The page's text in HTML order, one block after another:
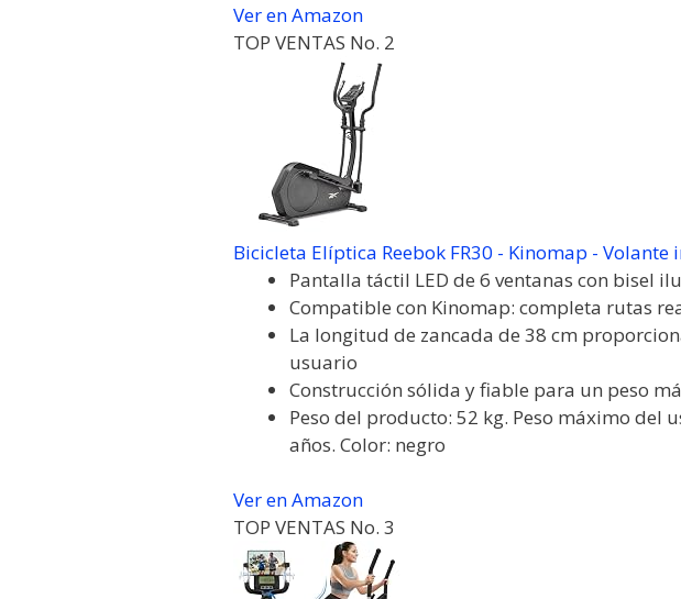
Ver en Amazon
TOP VENTAS No. 2
Bicicleta Elíptica Reebok FR30 - Kinomap - Volante
Pantalla táctil LED de 6 ventanas con bisel
Compatible con Kinomap: completa rutas
La longitud de zancada de 38 cm
usuario
Construcción sólida y fiable para un peso
Peso del producto: 52 kg. Peso máximo del
años. Color: negro
Ver en Amazon
TOP VENTAS No. 3